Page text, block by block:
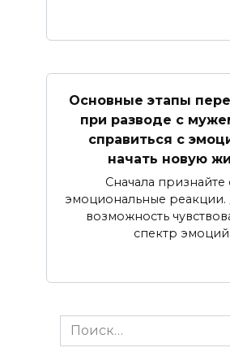
Основные этапы
при разводе с
справиться с
начать новую
Сначала признайте
эмоциональные реакции.
возможность
спектр эмоций
Search
for: